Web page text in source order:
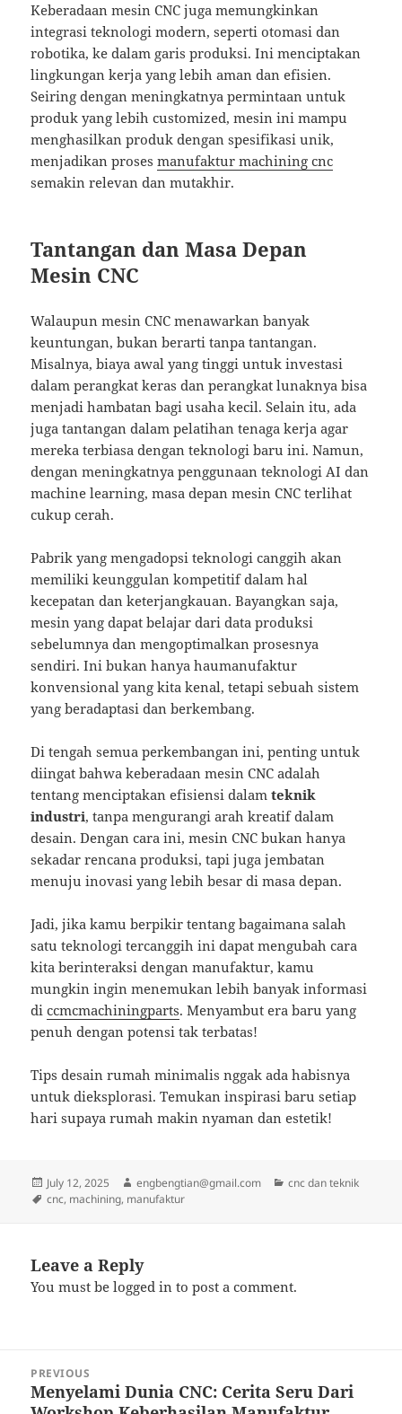
Keberadaan mesin CNC juga memungkinkan
integrasi teknologi modern, seperti otomasi dan
robotika, ke dalam garis produksi. Ini menciptakan
lingkungan kerja yang lebih aman dan efisien.
Seiring dengan meningkatnya permintaan untuk
produk yang lebih customized, mesin ini mampu
menghasilkan produk dengan spesifikasi unik,
menjadikan prosesmanufaktur machining cnc
semakin relevan dan mutakhir.
Tantangan dan Masa Depan
Mesin CNC
Walaupun mesin CNC menawarkan banyak
keuntungan, bukan berarti tanpa tantangan.
Misalnya, biaya awal yang tinggi untuk investasi
dalam perangkat keras dan perangkat lunaknya bisa
menjadi hambatan bagi usaha kecil. Selain itu, ada
juga tantangan dalam pelatihan tenaga kerja agar
mereka terbiasa dengan teknologi baru ini. Namun,
dengan meningkatnya penggunaan teknologi AI dan
machine learning, masa depan mesin CNC terlihat
cukup cerah.
Pabrik yang mengadopsi teknologi canggih akan
memiliki keunggulan kompetitif dalam hal
kecepatan dan keterjangkauan. Bayangkan saja,
mesin yang dapat belajar dari data produksi
sebelumnya dan mengoptimalkan prosesnya
sendiri. Ini bukan hanya haumanufaktur
konvensional yang kita kenal, tetapi sebuah sistem
yang beradaptasi dan berkembang.
Di tengah semua perkembangan ini, penting untuk
diingat bahwa keberadaan mesin CNC adalah
tentang menciptakan efisiensi dalamteknik
industri, tanpa mengurangi arah kreatif dalam
desain. Dengan cara ini, mesin CNC bukan hanya
sekadar rencana produksi, tapi juga jembatan
menuju inovasi yang lebih besar di masa depan.
Jadi, jika kamu berpikir tentang bagaimana salah
satu teknologi tercanggih ini dapat mengubah cara
kita berinteraksi dengan manufaktur, kamu
mungkin ingin menemukan lebih banyak informasi
diccmcmachiningparts. Menyambut era baru yang
penuh dengan potensi tak terbatas!
Tips desain rumah minimalis nggak ada habisnya
untuk dieksplorasi. Temukan inspirasi baru setiap
hari supaya rumah makin nyaman dan estetik!
Posted
on
July 12, 2025 Author
engbengtian@gmail.com Categories
cnc dan teknik
Tags
cnc, machining, manufaktur
Leave a Reply
You must belogged in to post a comment.
navigation
PREVIOUS
Previous
Menyelami Dunia CNC: Cerita Seru Dari